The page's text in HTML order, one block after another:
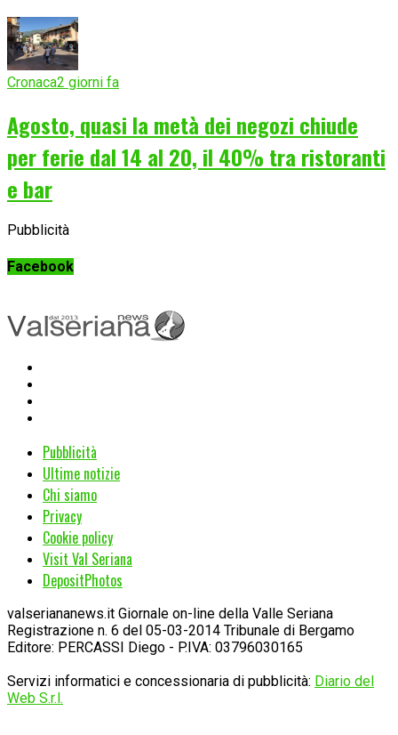
Cronaca2 giorni fa
Agosto, quasi la metà dei negozi chiude
per ferie dal 14 al 20, il 40% tra ristoranti
e bar
Pubblicità
Facebook
Pubblicità
Ultime notizie
Chi siamo
Privacy
Cookie policy
Visit Val Seriana
DepositPhotos
valseriananews.it Giornale on-line della Valle Seriana
Registrazione n. 6 del 05-03-2014 Tribunale di Bergamo
Editore: PERCASSI Diego - P.IVA: 03796030165
Servizi informatici e concessionaria di pubblicità: Diario del
Web S.r.l.